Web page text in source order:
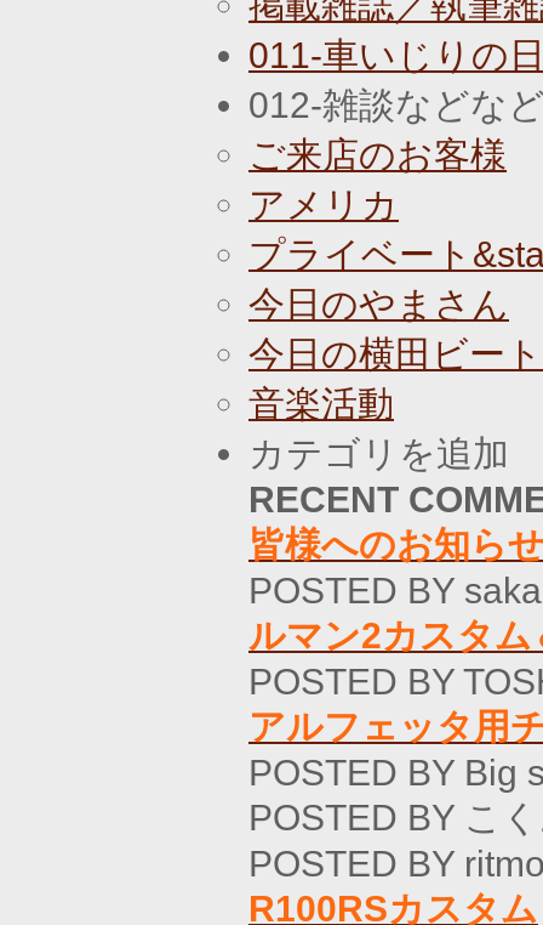
011-車いじりの
012-雑談などな
ご来店のお客様
アメリカ
プライベート
今日のやまさん
今日の横田ビー
音楽活動
カテゴリを追加
RECENT
皆様へのお知ら
POSTED BY
ルマン2カスタ
POSTED BY
アルフェッタ用
POSTED BY Big
POSTED BY こ
POSTED BY
R100RSカスタム